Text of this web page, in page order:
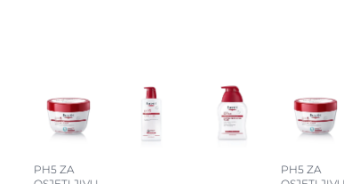
PH5 ZA
PH5 ZA